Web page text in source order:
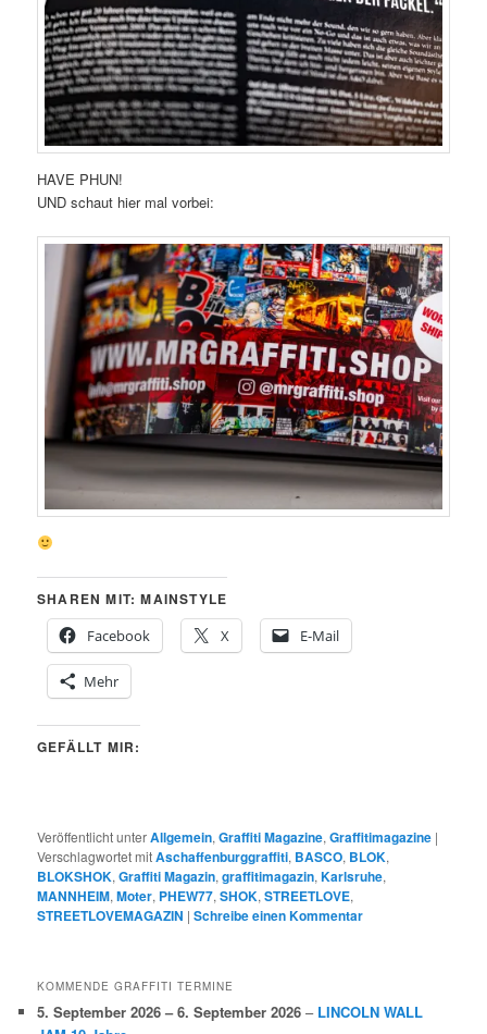
HAVE PHUN!
UND schaut hier mal vorbei:
SHAREN MIT: MAINSTYLE
Facebook
X E-Mail
Mehr
GEFÄLLT MIR:
Veröffentlicht unterAllgemein,Graffiti Magazine,Graffitimagazine |
Verschlagwortet mitAschaffenburggraffiti, BASCO, BLOK,
BLOKSHOK,Graffiti Magazin,graffitimagazin,Karlsruhe,
MANNHEIM,Moter, PHEW77,SHOK,STREETLOVE,
STREETLOVEMAGAZIN |Schreibe einen Kommentar
KOMMENDE GRAFFITI TERMINE
5. September 2026 – 6. September 2026 – LINCOLN WALL